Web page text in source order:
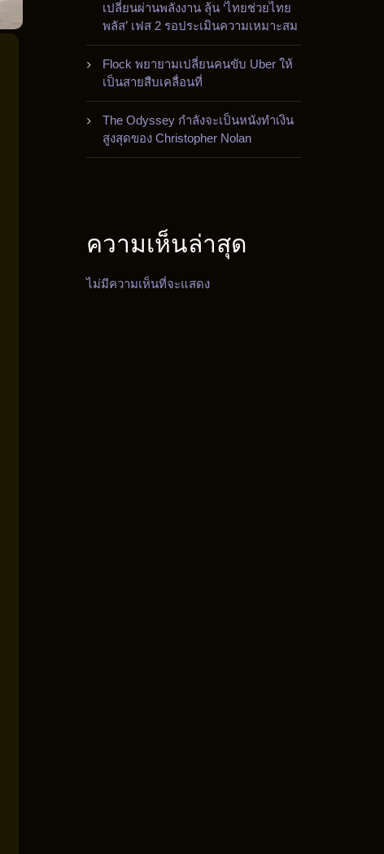
เปลี่ยนผ่านพลังงาน ลุ้น ‘ไทยช่วยไทย
พลัส’ เฟส 2 รอประเมินความเหมาะสม
Flock พยายามเปลี่ยนคนขับ Uber ให้
เป็นสายสืบเคลื่อนที่
The Odyssey กำลังจะเป็นหนังทำเงิน
สูงสุดของ Christopher Nolan
ความเห็นล่าสุด
ไม่มีความเห็นที่จะแสดง